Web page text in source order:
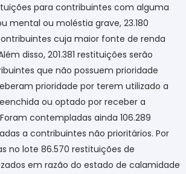
para contribuintes com alguma
mental ou moléstia grave, 23.180
cuja maior fonte de renda
disso, 201.381 restituições serão
que não possuem prioridade
prioridade por terem utilizado a
ou optado por receber a
contempladas ainda 106.289
a contribuintes não prioritários. Por
no lote 86.570 restituições de
em razão do estado de calamidade